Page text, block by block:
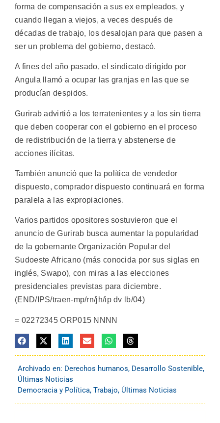
forma de compensación a sus ex empleados, y
cuando llegan a viejos, a veces después de
décadas de trabajo, los desalojan para que pasen a
ser un problema del gobierno, destacó.
A fines del año pasado, el sindicato dirigido por
Angula llamó a ocupar las granjas en las que se
producían despidos.
Gurirab advirtió a los terratenientes y a los sin tierra
que deben cooperar con el gobierno en el proceso
de redistribución de la tierra y abstenerse de
acciones ilícitas.
También anunció que la política de vendedor
dispuesto, comprador dispuesto continuará en forma
paralela a las expropiaciones.
Varios partidos opositores sostuvieron que el
anuncio de Gurirab busca aumentar la popularidad
de la gobernante Organización Popular del
Sudoeste Africano (más conocida por sus siglas en
inglés, Swapo), con miras a las elecciones
presidenciales previstas para diciembre.
(END/IPS/traen-mp/rn/jh/ip dv lb/04)
= 02272345 ORP015 NNNN
Archivado en: Derechos humanos, Desarrollo Sostenible,
Últimas Noticias
Democracia y Política, Trabajo, Últimas Noticias